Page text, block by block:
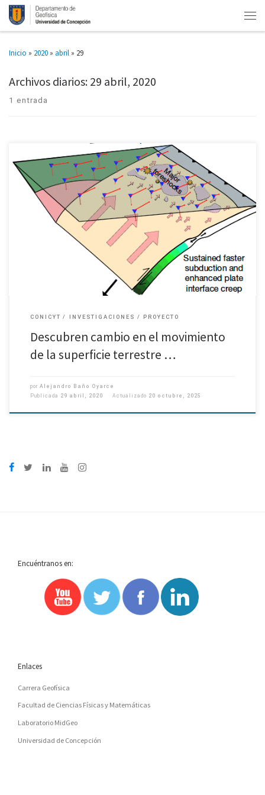
Inicio » 2020 » abril » 29
Archivos diarios:29 abril, 2020
1 entrada
Estudio internacional analiza potencial movimiento precursor en Chile y
Japón. Más información en este link
CONICYT INVESTIGACIONES PROYECTO
Descubren cambio en el movimiento
de la superficie terrestre …
por Alejandro Baño Oyarce
Publicada 29 abril, 2020 Actualizado 20 octubre, 2025
Encuéntranos en:
Enlaces
Carrera Geofísica
Facultad de Ciencias Físicas y Matemáticas
Laboratorio MidGeo
Universidad de Concepción